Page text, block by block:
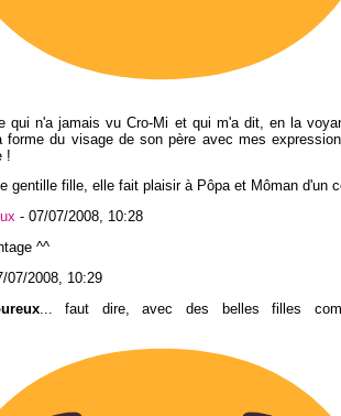
qui n'a jamais vu Cro-Mi et qui m'a dit, en la
forme du visage de son père avec mes
!
gentille fille, elle fait plaisir à Pôpa et Môman d'un
- 07/07/2008, 10:28
^^
07/2008, 10:29
... faut dire, avec des belles filles